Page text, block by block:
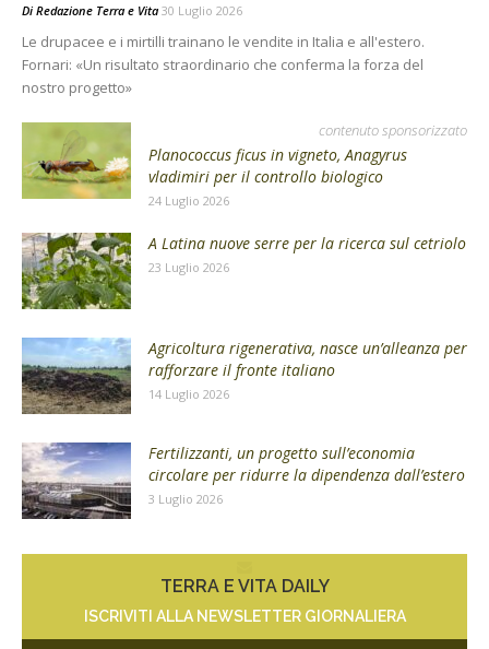
Di Redazione Terra e Vita 30 Luglio 2026
Le drupacee e i mirtilli trainano le vendite in Italia e all'estero.
Fornari: «Un risultato straordinario che conferma la forza del
nostro progetto»
contenuto sponsorizzato
Planococcus ficus in vigneto, Anagyrus
vladimiri per il controllo biologico
24 Luglio 2026
A Latina nuove serre per la ricerca sul cetriolo
23 Luglio 2026
Agricoltura rigenerativa, nasce un’alleanza per
rafforzare il fronte italiano
14 Luglio 2026
Fertilizzanti, un progetto sull’economia
circolare per ridurre la dipendenza dall’estero
3 Luglio 2026
TERRA E VITA DAILY
ISCRIVITI ALLA NEWSLETTER GIORNALIERA